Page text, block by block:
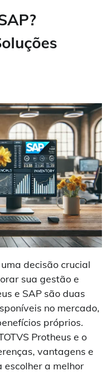
decisão crucial
sua gestão e
e SAP são duas
no mercado,
próprios.
Protheus e o
vantagens e
a melhor